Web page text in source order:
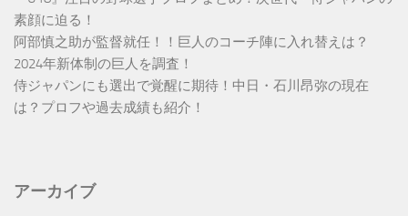
素顔に迫る！
阿部慎之助が監督就任！！巨人のコーチ陣に入れ替えは？
2024年新体制の巨人を調査！
侍ジャパンにも選出で覚醒に期待！中日・石川昂弥の現在
は？プロフや過去成績も紹介！
アーカイブ